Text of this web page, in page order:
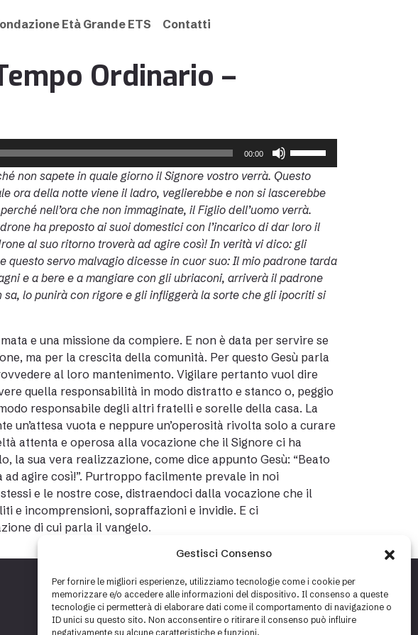
Gestisci Consenso
Per fornire le migliori esperienze, utilizziamo tecnologie come i cookie per
memorizzare e/o accedere alle informazioni del dispositivo. Il consenso a queste
tecnologie ci permetterà di elaborare dati come il comportamento di navigazione o
ID unici su questo sito. Non acconsentire o ritirare il consenso può influire
negativamente su alcune caratteristiche e funzioni.
Età Grande ETS Contatti
Ordinario –
00:00
tasti
freccia
su/giù
per
aumentare
o
diminuire
il
non sapete in quale giorno il Signore vostro verrà. Questo
ora della notte viene il ladro, veglierebbe e non si lascerebbe
nell’ora che non immaginate, il Figlio dell’uomo verrà.
ha preposto ai suoi domestici con l’incarico di dar loro il
al suo ritorno troverà ad agire così! In verità vi dico: gli
questo servo malvagio dicesse in cuor suo: Il mio padrone tarda
e a bere e a mangiare con gli ubriaconi, arriverà il padrone
sa, lo punirà con rigore e gli infliggerà la sorte che gli ipocriti si
e una missione da compiere. E non è data per servire se
ma per la crescita della comunità. Per questo Gesù parla
al loro mantenimento. Vigilare pertanto vuol dire
quella responsabilità in modo distratto e stanco o, peggio
responsabile degli altri fratelli e sorelle della casa. La
un’attesa vuota e neppure un’operosità rivolta solo a curare
attenta e operosa alla vocazione che il Signore ci ha
la sua vera realizzazione, come dice appunto Gesù: “Beato
agire così!”. Purtroppo facilmente prevale in noi
e le nostre cose, distraendoci dalla vocazione che il
e incomprensioni, sopraffazioni e invidie. E ci
di cui parla il vangelo.